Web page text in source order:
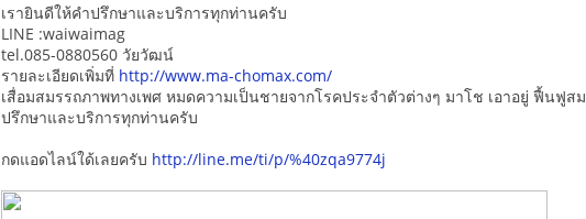
เรายินดีให้คำปรึกษาและบริการทุกท่านครับ
LINE :waiwaimag
tel.085-0880560 วัยวัฒน์
รายละเอียดเพิ่มที่ http://www.ma-chomax.com/
เสื่อมสมรรถภาพทางเพศ หมดความเป็นชายจากโรคประจำตัวต่างๆ มาโช เอาอยู่ ฟื้นฟูส
ปรึกษาและบริการทุกท่านครับ
กดแอดไลน์ใด้เลยครับ http://line.me/ti/p/%40zqa9774j